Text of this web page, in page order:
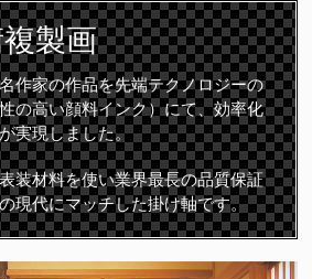
製画
作家の作品を先端テクノロジーの
の高い顔料インク）にて、効率化
実現しました。
装材料を使い業界最長の品質保証
現代にマッチした掛け軸です。